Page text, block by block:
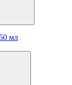
мл